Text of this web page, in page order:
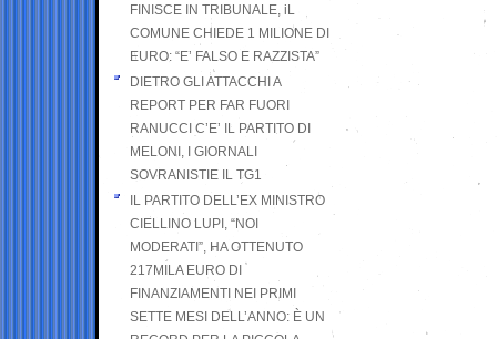
FINISCE IN TRIBUNALE, iL
COMUNE CHIEDE 1 MILIONE DI
EURO: “E’ FALSO E RAZZISTA”
DIETRO GLI ATTACCHI A
REPORT PER FAR FUORI
RANUCCI C’E’ IL PARTITO DI
MELONI, I GIORNALI
SOVRANISTIE IL TG1
IL PARTITO DELL’EX MINISTRO
CIELLINO LUPI, “NOI
MODERATI”, HA OTTENUTO
217MILA EURO DI
FINANZIAMENTI NEI PRIMI
SETTE MESI DELL’ANNO: È UN